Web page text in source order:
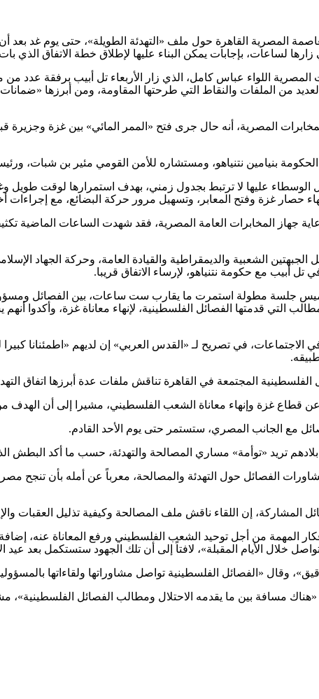
المصرية القاهرة حول ملف «التهدئة الطويلة»، حتى يوم غد بعد أن
لساعات، بإجابات يمكن البناء عليها لإطلاق خطة الاتفاق الذي
اللواء عباس كامل، الذي زار الأربعاء تل أبيب برفقة عدد
العديد من الملفات والنقاط التي طرحتها المقاومة، ومن أبرزها
المصرية، أنه حال جرى فتح «الممر المائي» بين غزة
بنيامين نتنياهو، ومستشاره للأمن القومي مئير بن شبات،
الوسطاء عليها لا ترتبط بجدول زمني، بهدف استمرارها لوقت
حصار غزة وفتح المعابر، وتسهيل مرور حركة البضائع، مع
جهاز المخابرات العامة المصرية، فقد شهدت الساعات الماضية
الشعبية والديمقراطية والقيادة العامة، وحركة الجهاد
أبيب مع حكومة نتنياهو، لإرساء الاتفاق قريبا.
جلسة مطولة استمرت ما يقارب ست ساعات، بين الفصائل
التي قدمتها الفصائل الفلسطينية، لإنهاء معاناة غزة، وأكدوا
في تصريح لـ «القدس العربي» إن لديهم «اطمئنانا
المجتمعة في القاهرة تناقش ملفات عدة أبرزها اتفاق
قطاع غزة وإنهاء معاناة الشعب الفلسطيني، مشيرا إلى أن
مع الجانب المصري، ستستمر حتى يوم الأحد القادم.
تريد «توأمة» مساري المصالحة والتهدئة، حسب ما أكد البطش
الفصائل حول التهدئة والمصالحة، معرباً عن أمله بأن تنجح
المشاركة، إن اللقاء ناقش ملف المصالحة وكيفية تذليل العقبات
المهمة من أجل توحيد الشعب الفلسطيني ورفع المعاناة عنه،
خلال الأيام المقبلة»، لافتاً إلى أن تلك الجهود ستستكمل بعد عيد
وقال «الفصائل الفلسطينية تواصل مشاوراتها ولقاءاتها
مسافة بين ما يقدمه الاحتلال ومطالب الفصائل الفلسطينية»،